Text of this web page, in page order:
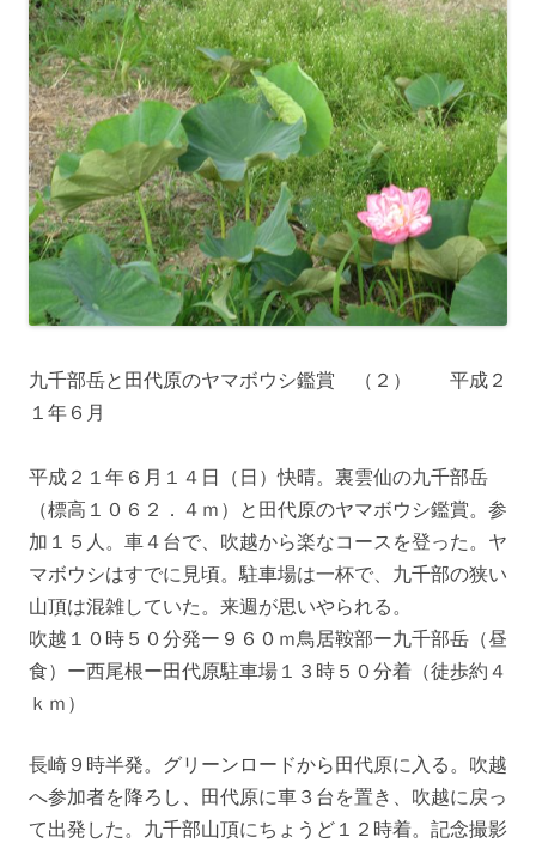
九千部岳と田代原のヤマボウシ鑑賞 （２） 平成２
１年６月
平成２１年６月１４日（日）快晴。裏雲仙の九千部岳
（標高１０６２．４ｍ）と田代原のヤマボウシ鑑賞。参
加１５人。車４台で、吹越から楽なコースを登った。ヤ
マボウシはすでに見頃。駐車場は一杯で、九千部の狭い
山頂は混雑していた。来週が思いやられる。
吹越１０時５０分発ー９６０ｍ鳥居鞍部ー九千部岳（昼
食）ー西尾根ー田代原駐車場１３時５０分着（徒歩約４
ｋｍ）
長崎９時半発。グリーンロードから田代原に入る。吹越
へ参加者を降ろし、田代原に車３台を置き、吹越に戻っ
て出発した。九千部山頂にちょうど１２時着。記念撮影